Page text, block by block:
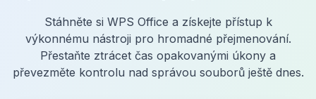
Stáhněte si WPS Office a získejte přístup k
výkonnému nástroji pro hromadné přejmenování.
Přestaňte ztrácet čas opakovanými úkony a
převezměte kontrolu nad správou souborů ještě dnes.